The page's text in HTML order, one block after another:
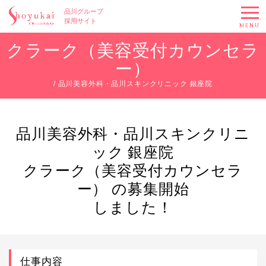
品川グループ
採用サイト
MENU
クラーク（美容受付カウンセラ
ー）
/ 品川美容外科・品川スキンクリニック 銀座院
品川美容外科・品川スキンクリニ
ック 銀座院
クラーク（美容受付カウンセラ
ー） の募集開始
しました！
仕事内容